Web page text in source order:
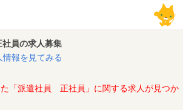
員の求人募集
報を見てみる
「派遣社員 正社員」に関する求人が見つか